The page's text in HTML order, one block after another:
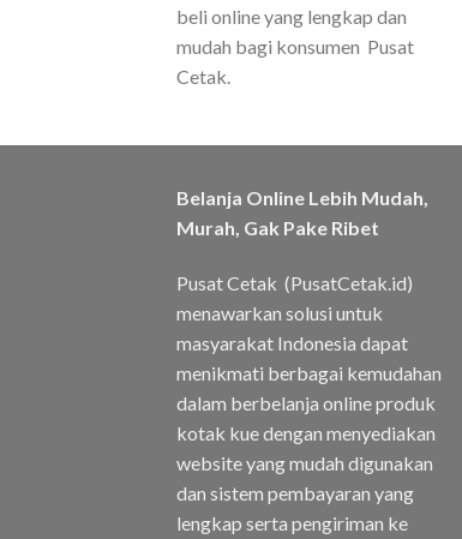
beli online yang lengkap dan
mudah bagi konsumen Pusat
Cetak.
Belanja Online Lebih Mudah,
Murah, Gak Pake Ribet
Pusat Cetak (PusatCetak.id)
menawarkan solusi untuk
masyarakat Indonesia dapat
menikmati berbagai kemudahan
dalam berbelanja online produk
kotak kue dengan menyediakan
website yang mudah digunakan
dan sistem pembayaran yang
lengkap serta pengiriman ke